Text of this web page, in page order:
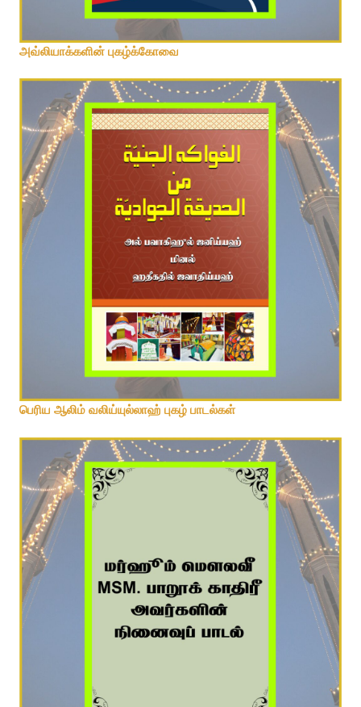
அவ்லியாக்களின் புகழ்க்கோவை
பெரிய ஆலிம் வலிய்யுல்லாஹ் புகழ் பாடல்கள்